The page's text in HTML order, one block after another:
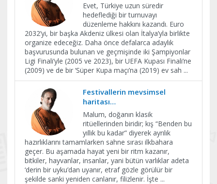
Evet, Türkiye uzun süredir
hedeflediği bir turnuvayı
düzenleme hakkını kazandı. Euro
2032’yi, bir başka Akdeniz ülkesi olan İtalya’yla birlikte
organize edeceğiz. Daha önce defalarca adaylık
başvurusunda bulunan ve geçmişinde iki Şampiyonlar
Ligi Finali’yle (2005 ve 2023), bir UEFA Kupası Finali’ne
(2009) ve de bir ‘Süper Kupa maçı’na (2019) ev sah ...
Festivallerin mevsimsel
haritası…
Malum, doğanın klasik
ritüellerinden biridir; kış “Benden bu
yıllık bu kadar” diyerek ayrılık
hazırlıklarını tamamlarken sahne sırası ilkbahara
geçer. Bu aşamada hayat yeni bir ritm kazanır,
bitkiler, hayvanlar, insanlar, yani bütün varlıklar adeta
‘derin bir uyku’dan uyanır, etraf gözle görülür bir
şekilde sanki yeniden canlanır, filizlenir. İşte ...